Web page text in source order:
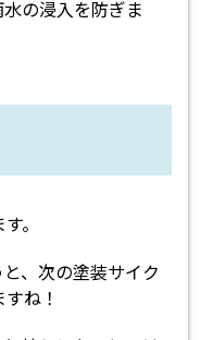
の浸入を防ぎま
。
、次の塗装サイク
ね！